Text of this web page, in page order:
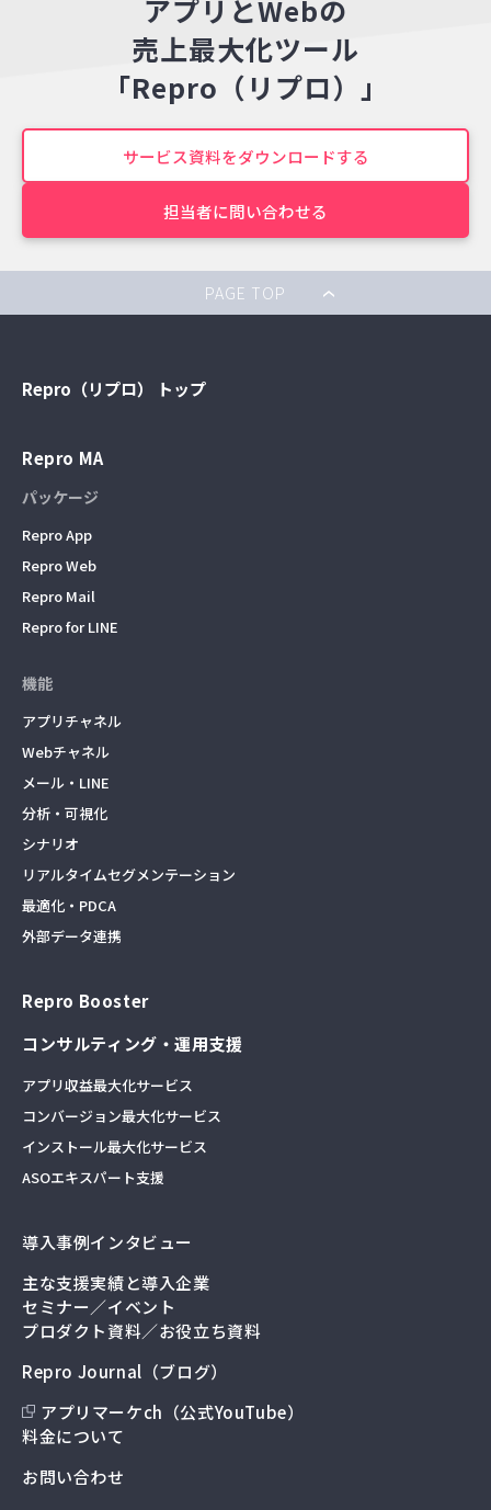
アプリとWebの
売上最大化ツール
「Repro（リプロ）」
サービス資料をダウンロードする
担当者に問い合わせる
PAGE TOP
Repro（リプロ） トップ
Repro MA
パッケージ
Repro App
Repro Web
Repro Mail
Repro for LINE
機能
アプリチャネル
Webチャネル
メール・LINE
分析・可視化
シナリオ
リアルタイムセグメンテーション
最適化・PDCA
外部データ連携
Repro Booster
コンサルティング・運用支援
アプリ収益最大化サービス
コンバージョン最大化サービス
インストール最大化サービス
ASOエキスパート支援
導入事例インタビュー
主な支援実績と導入企業
セミナー／イベント
プロダクト資料／お役立ち資料
Repro Journal（ブログ）
アプリマーケch（公式YouTube）
料金について
お問い合わせ